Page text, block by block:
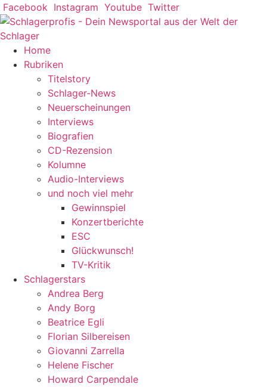
Zum
Inhalt
springen
Facebook Instagram Youtube Twitter
Home
Rubriken
Titelstory
Schlager-News
Neuerscheinungen
Interviews
Biografien
CD-Rezension
Kolumne
Audio-Interviews
und noch viel mehr
Gewinnspiel
Konzertberichte
ESC
Glückwunsch!
TV-Kritik
Schlagerstars
Andrea Berg
Andy Borg
Beatrice Egli
Florian Silbereisen
Giovanni Zarrella
Helene Fischer
Howard Carpendale